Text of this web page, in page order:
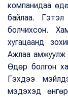
компанидаа
байлаа.
болчихсон.
хугацаанд
Ажлаа амжуулж
Өдөр болгон
Гэхдээ
мэдэхэд